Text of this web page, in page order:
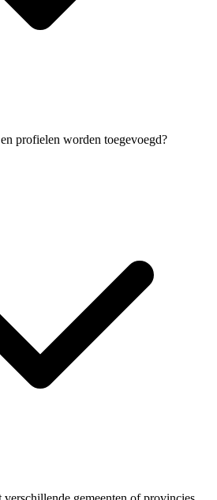
profielen worden toegevoegd?